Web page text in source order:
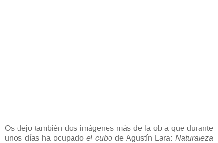
Os dejo también dos imágenes más de la obra que durante
unos días ha ocupadoel cubode Agustín Lara:Naturaleza